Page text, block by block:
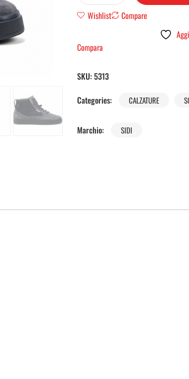
Wishlist
Compare
Compara
SKU: 5313
Categories:
CALZATURE
Marchio: SIDI